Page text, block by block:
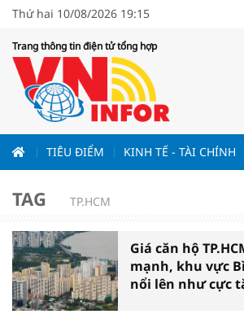
Thứ hai 10/08/2026 19:15
Trang thông tin điện tử tổng hợp
TIÊU ĐIỂM KINH TẾ - TÀI CHÍNH
TAG TP.HCM
Giá căn hộ
mạnh, khu vực
nổi lên như cực